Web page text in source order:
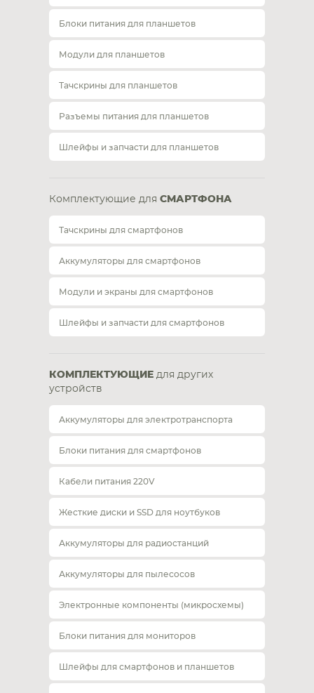
Блоки питания для планшетов
Модули для планшетов
Тачскрины для планшетов
Разъемы питания для планшетов
Шлейфы и запчасти для планшетов
Комплектующие для СМАРТФОНА
Тачскрины для смартфонов
Аккумуляторы для смартфонов
Модули и экраны для смартфонов
Шлейфы и запчасти для смартфонов
КОМПЛЕКТУЮЩИЕ для других
устройств
Аккумуляторы для электротранспорта
Блоки питания для смартфонов
Кабели питания 220V
Жесткие диски и SSD для ноутбуков
Аккумуляторы для радиостанций
Аккумуляторы для пылесосов
Электронные компоненты (микросхемы)
Блоки питания для мониторов
Шлейфы для смартфонов и планшетов